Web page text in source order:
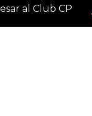
al Club CP